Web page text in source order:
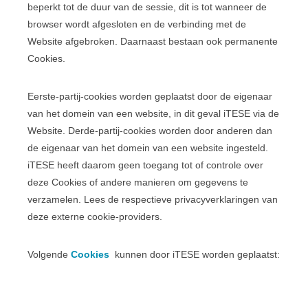
beperkt tot de duur van de sessie, dit is tot wanneer de
browser wordt afgesloten en de verbinding met de
Website afgebroken. Daarnaast bestaan ook permanente
Cookies.
Eerste-partij-cookies worden geplaatst door de eigenaar
van het domein van een website, in dit geval iTESE via de
Website. Derde-partij-cookies worden door anderen dan
de eigenaar van het domein van een website ingesteld.
iTESE heeft daarom geen toegang tot of controle over
deze Cookies of andere manieren om gegevens te
verzamelen. Lees de respectieve privacyverklaringen van
deze externe cookie-providers.
Volgende Cookies kunnen door iTESE worden geplaatst: